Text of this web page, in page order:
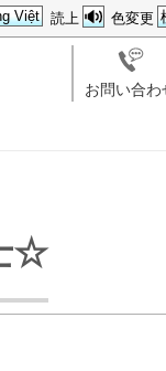
色変更
読上
Việt
お問い合わ
☆